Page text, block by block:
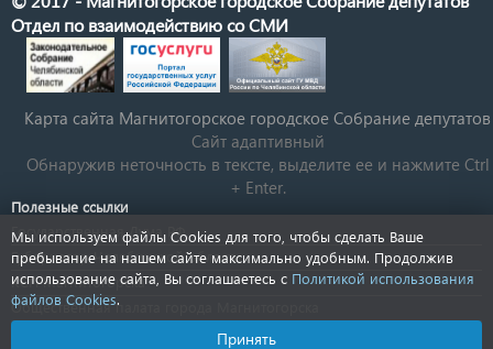
Отдел по взаимодействию со СМИ
Карта сайта Магнитогорское городское Cобрание депутатов
Сайт адаптивный
Обнаружив неточность в тексте, выделите ее и нажмите Ctrl
+ Enter.
Полезные ссылки
Государственная Дума РФ
Губернатор Челябинской области
КСП Магнитогорска
Общественная палата города Магнитогорска
Новости Челябинской области
Мы используем файлы Cookies для того, чтобы сделать Ваше
пребывание на нашем сайте максимально удобным. Продолжив
использование сайта, Вы соглашаетесь с Политикой использования
файлов Cookies.
Принять